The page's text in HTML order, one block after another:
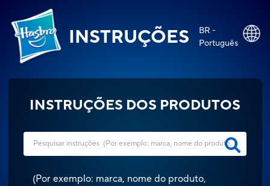
INSTRUÇÕES
BR -
Português
INSTRUÇÕES DOS PRODUTOS
(Por exemplo: marca, nome do produto,